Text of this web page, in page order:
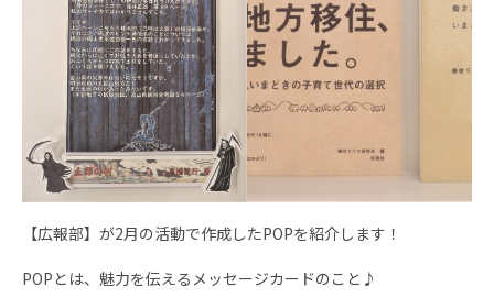
【広報部】が2月の活動で作成したPOPを紹介します！
POPとは、魅力を伝えるメッセージカードのこと♪